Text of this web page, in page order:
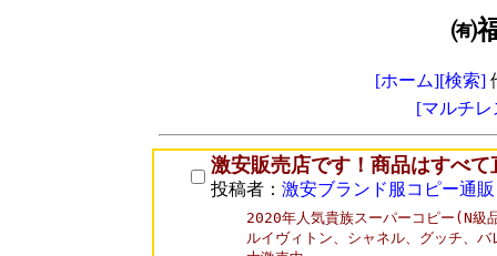
㈲
[ホーム][検索]
[マルチ
激安販売店です！商品はすべて
投稿者： 激安ブランド服コピー通販
2020年人気貴族スーパーコピー(N級
ルイヴィトン、シャネル、グッチ、